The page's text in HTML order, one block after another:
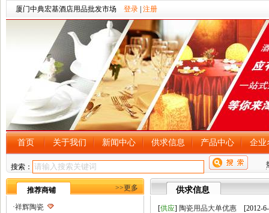
厦门中典宏基酒店用品批发市场 登录 注册
首页 关于我们 新闻中心 供求信息 产品中心 企业
搜索：
推荐商铺 >>更多
·祥辉陶瓷
供求信息
[供应] 陶瓷用品大单优惠 [2012-